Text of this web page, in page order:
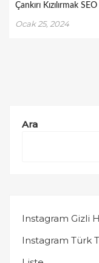
Çankırı Kızılırmak
Ocak 25, 2024
Ara
Instagram Gizli
Instagram Türk